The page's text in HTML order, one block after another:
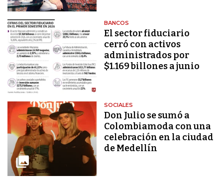
BANCOS
El sector fiduciario
cerró con activos
administrados por
$1.169 billones a junio
SOCIALES
Don Julio se sumó a
Colombiamoda con una
celebración en la ciudad
de Medellín